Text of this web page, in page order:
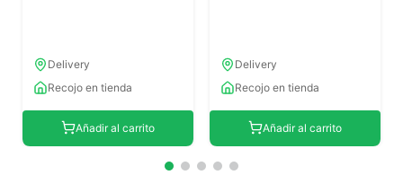
Delivery
Recojo en tienda
Añadir al carrito
Delivery
Recojo en tienda
Añadir al carrito